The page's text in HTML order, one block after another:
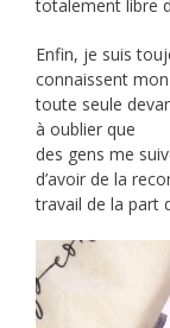
totalement libre
Enfin, je suis
connaissent
toute seule
à oublier que
des gens me
d’avoir de la
travail de la part